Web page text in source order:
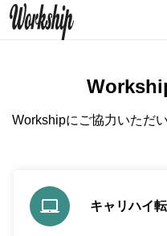
Workshipにご協力いただ
キャリハイ